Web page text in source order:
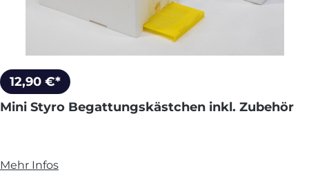
12,90 €*
Mini Styro Begattungskästchen inkl. Zubehör
Mehr Infos